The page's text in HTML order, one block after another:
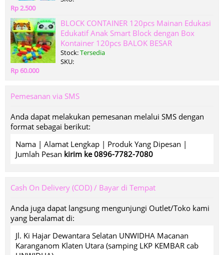
Rp 2.500
BLOCK CONTAINER 120pcs Mainan Edukasi
Edukatif Anak Smart Block dengan Box
Kontainer 120pcs BALOK BESAR
Stock:Tersedia
SKU:
Rp 60.000
Pemesanan via SMS
Anda dapat melakukan pemesanan melalui SMS dengan
format sebagai berikut:
Nama | Alamat Lengkap | Produk Yang Dipesan |
Jumlah Pesan kirim ke 0896-7782-7080
Cash On Delivery (COD) / Bayar di Tempat
Anda juga dapat langsung mengunjungi Outlet/Toko kami
yang beralamat di:
Jl. Ki Hajar Dewantara Selatan UNWIDHA Macanan
Karanganom Klaten Utara (samping LKP KEMBAR cab